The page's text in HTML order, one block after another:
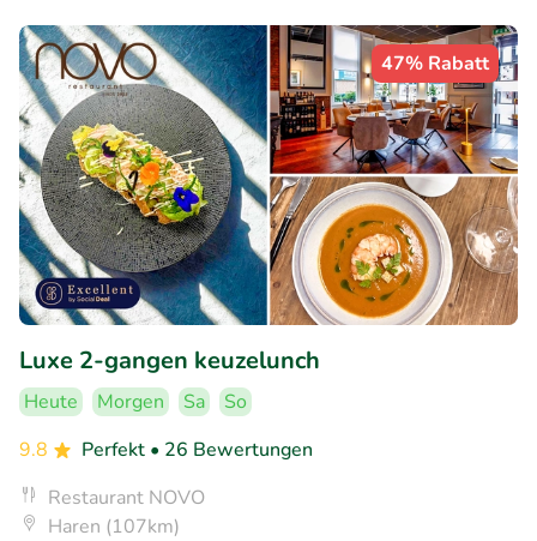
47% Rabatt
Luxe 2-gangen keuzelunch
Heute Morgen Sa
So
9.8
Perfekt • 26 Bewertungen
Restaurant NOVO
Haren (107km)